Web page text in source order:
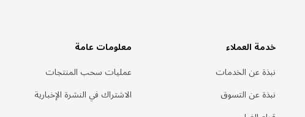
خدمة العملاء
نبذة عن الخدمات
نبذة عن التسوق
معلومات عامة
عمليات سحب المنتجات
الاشتراك في النشرة الإخبارية